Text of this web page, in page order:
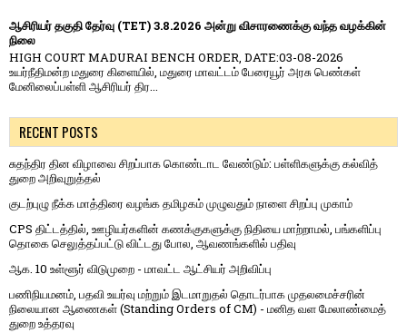
ஆசிரியர் தகுதி தேர்வு (TET) 3.8.2026 அன்று விசாரணைக்கு வந்த வழக்கின்
நிலை
HIGH COURT MADURAI BENCH ORDER, DATE:03-08-2026
உயர்நீதிமன்ற மதுரை கிளையில், மதுரை மாவட்டம் பேரையூர் அரசு பெண்கள்
மேனிலைப்பள்ளி ஆசிரியர் திர...
RECENT POSTS
சுதந்திர தின விழாவை சிறப்பாக கொண்டாட வேண்டும்: பள்ளிகளுக்கு கல்வித்
துறை அறிவுறுத்தல்
குடற்புழு நீக்க மாத்திரை வழங்க தமிழகம் முழுவதும் நாளை சிறப்பு முகாம்
CPS திட்டத்தில், ஊழியர்களின் கணக்குகளுக்கு நிதியை மாற்றாமல், பங்களிப்பு
தொகை செலுத்தப்பட்டு விட்டது போல, ஆவணங்களில் பதிவு
ஆக. 10 உள்ளூர் விடுமுறை - மாவட்ட ஆட்சியர் அறிவிப்பு
பணிநியமனம், பதவி உயர்வு மற்றும் இடமாறுதல் தொடர்பாக முதலமைச்சரின்
நிலையான ஆணைகள் (Standing Orders of CM) - மனித வள மேலாண்மைத்
துறை உத்தரவு